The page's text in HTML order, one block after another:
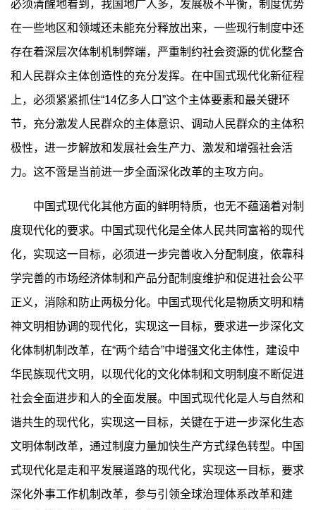
必须清醒地看到，我国地广人多，发展极不平衡，制度优势
在一些地区和领域还未能充分释放出来，一些现行制度中还
存在着深层次体制机制弊端，严重制约社会资源的优化整合
和人民群众主体创造性的充分发挥。在中国式现代化新征程
上，必须紧紧抓住“14亿多人口”这个主体要素和最关键环
节，充分激发人民群众的主体意识、调动人民群众的主体积
极性，进一步解放和发展社会生产力、激发和增强社会活
力。这不啻是当前进一步全面深化改革的主攻方向。
中国式现代化其他方面的鲜明特质，也无不蕴涵着对制
度现代化的要求。中国式现代化是全体人民共同富裕的现代
化，实现这一目标，必须进一步完善收入分配制度，依靠科
学完善的市场经济体制和产品分配制度维护和促进社会公平
正义，消除和防止两极分化。中国式现代化是物质文明和精
神文明相协调的现代化，实现这一目标，要求进一步深化文
化体制机制改革，在“两个结合”中增强文化主体性，建设中
华民族现代文明，以现代化的文化体制和文明制度不断促进
社会全面进步和人的全面发展。中国式现代化是人与自然和
谐共生的现代化，实现这一目标，关键在于进一步深化生态
文明体制改革，通过制度力量加快生产方式绿色转型。中国
式现代化是走和平发展道路的现代化，实现这一目标，要求
深化外事工作机制改革，参与引领全球治理体系改革和建